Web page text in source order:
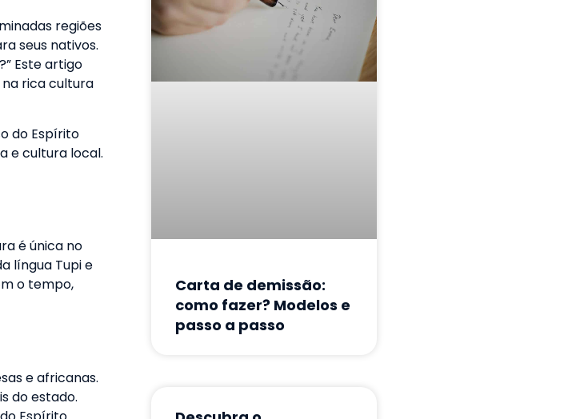
regiões
seus nativos.
Este artigo
rica cultura
do Espírito
e cultura local.
é única no
língua Tupi e
o tempo,
e africanas.
do estado.
Carta de demissão:
como fazer? Modelos e
passo a passo